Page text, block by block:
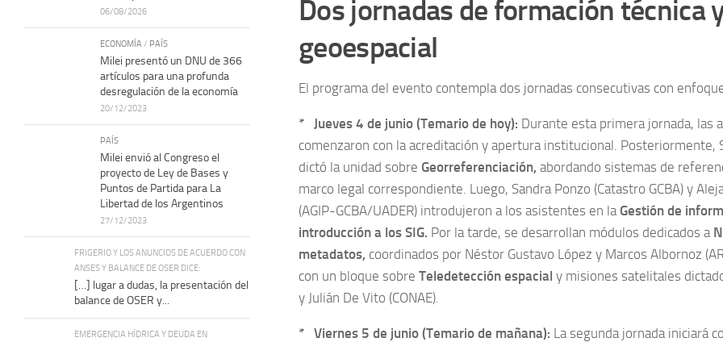
Dos jornadas de formación técnica
geoespacial
El programa del evento contempla dos jornadas consecutivas con
* Jueves 4 de junio (Temario de hoy): Durante esta primera jornada, las
comenzaron con la acreditación y apertura institucional. Posteriormente,
dictó la unidad sobre Georreferenciación, abordando sistemas de
marco legal correspondiente. Luego, Sandra Ponzo (Catastro GCBA) y
(AGIP-GCBA/UADER) introdujeron a los asistentes en la Gestión de
introducción a los SIG. Por la tarde, se desarrollan módulos dedicados a
metadatos, coordinados por Néstor Gustavo López y Marcos Albornoz
con un bloque sobre Teledetección espacial y misiones satelitales
y Julián De Vito (CONAE).
* Viernes 5 de junio (Temario de mañana): La segunda jornada iniciará
06/08/2026
ECONOMÍA / PAÍS
Milei presentó un DNU de 366
artículos para una profunda
desregulación de la economía
20/12/2023
PAÍS
Milei envió al Congreso el
proyecto de Ley de Bases y
Puntos de Partida para La
Libertad de los Argentinos
27/12/2023
FRIGERIO Y LOS ANUNCIOS DE ACUERDO CON
ANSES Y BALANCE DE OSER DICE:
[…] lugar a dudas, la presentación del
balance de OSER y...
EMERGENCIA HÍDRICA Y DEUDA EN